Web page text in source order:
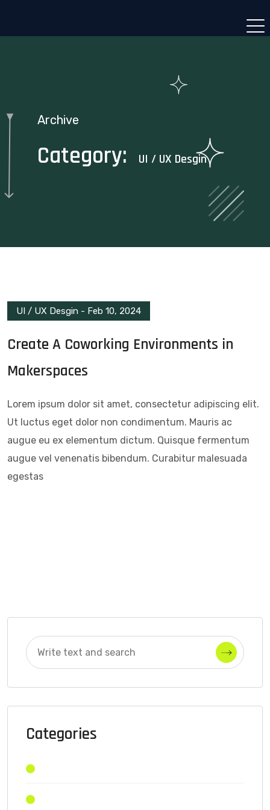
Archive
Category: UI / UX Desgin
UI / UX Desgin - Feb 10, 2024
Create A Coworking Environments in
Makerspaces
Lorem ipsum dolor sit amet, consectetur adipiscing elit.
Ut luctus eget dolor non condimentum. Mauris ac
augue eu ex elementum dictum. Quisque fermentum
augue vel venenatis bibendum. Curabitur malesuada
egestas
Categories